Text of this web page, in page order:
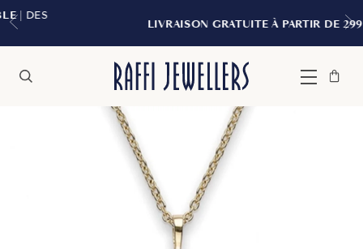
LIVRAISON GRATUITE À PARTIR DE 299 $*
Menu
Sac
Fermer